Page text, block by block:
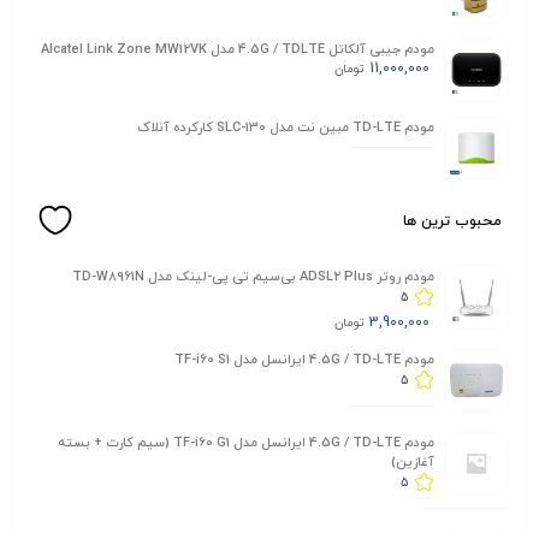
مودم جیبی آلکاتل 4.5G / TDLTE مدل Alcatel Link Zone MW12VK
11,000,000 تومان
مودم TD-LTE مبین نت مدل SLC-130 کارکرده آنلاک
محبوب ترین ها
مودم روتر ADSL2 Plus بی‌سیم تی پی-لینک مدل TD-W8961N
5
3,900,000 تومان
مودم 4.5G / TD-LTE ایرانسل مدل TF-i60 S1
5
مودم 4.5G / TD-LTE ایرانسل مدل TF-i60 G1 (سیم کارت + بسته
آغازین)
5